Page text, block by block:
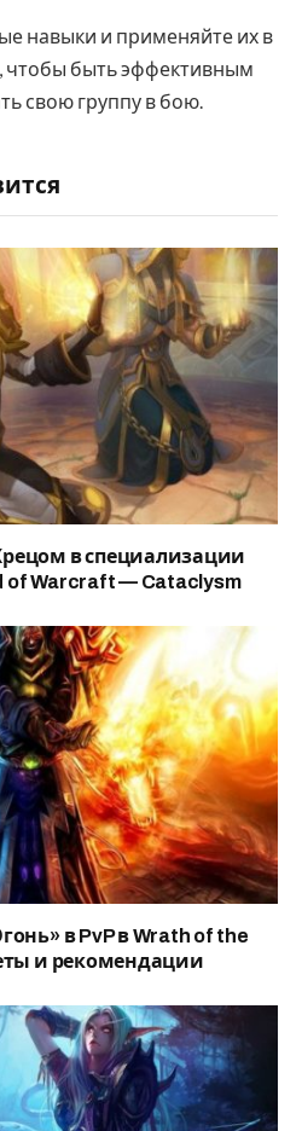
навыки и применяйте их в
чтобы быть эффективным
свою группу в бою.
в специализации
of Warcraft — Cataclysm
в PvP в Wrath of the
и рекомендации